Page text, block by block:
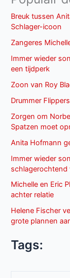
Breuk tussen
Schlager-icoon
Zangeres
Immer wieder
een tijdperk
Zoon van Roy
Drummer
Zorgen om
Spatzen moet
Anita Hofmann
Immer wieder
schlagerochtend
Michelle en Eric
achter relatie
Helene Fischer
grote plannen
Tags: